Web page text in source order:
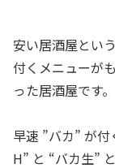
安い居酒屋とい
付くメニューが
った居酒屋です。
早速 ”バカ” が
H” と “バカ生”